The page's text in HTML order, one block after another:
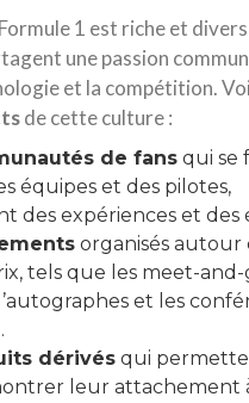
1 est riche et
une passion
et la compétition.
de cette culture :
de fans qui se
équipes et des pilotes,
des expériences et des
organisés autour
tels que les meet-
et les
dérivés qui
leur attachement